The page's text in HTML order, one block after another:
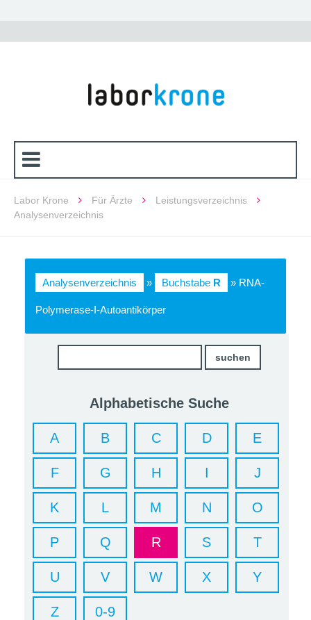
Labor Krone Für Ärzte
Leistungsverzeichnis
Analysenverzeichnis
Analysenverzeichnis » Buchstabe R » RNA-
Polymerase-I-Autoantikörper
Alphabetische Suche
A B C D E
F G H I J
K L M N O
P Q R S T
U V W X Y
Z 0-9